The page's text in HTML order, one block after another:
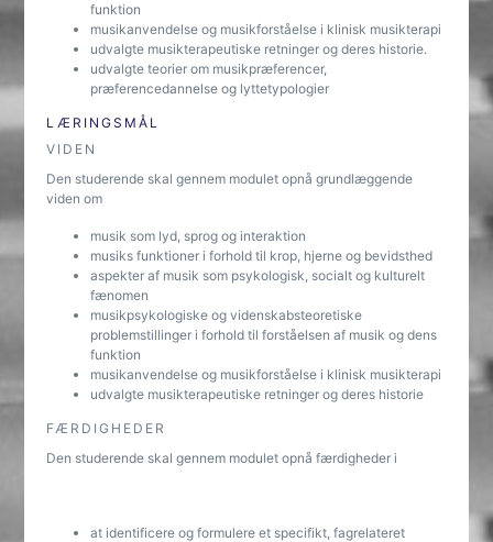
funktion
musikanvendelse og musikforståelse i klinisk musikterapi
udvalgte musikterapeutiske retninger og deres historie.
udvalgte teorier om musikpræferencer,
præferencedannelse og lyttetypologier
LÆRINGSMÅL
VIDEN
Den studerende skal gennem modulet opnå grundlæggende
viden om
musik som lyd, sprog og interaktion
musiks funktioner i forhold til krop, hjerne og bevidsthed
aspekter af musik som psykologisk, socialt og kulturelt
fænomen
musikpsykologiske og videnskabsteoretiske
problemstillinger i forhold til forståelsen af musik og dens
funktion
musikanvendelse og musikforståelse i klinisk musikterapi
udvalgte musikterapeutiske retninger og deres historie
FÆRDIGHEDER
Den studerende skal gennem modulet opnå færdigheder i
at identificere og formulere et specifikt, fagrelateret